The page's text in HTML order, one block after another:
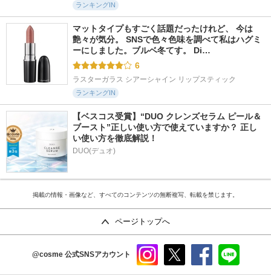
ランキングIN
マットタイプもすごく話題だったけれど、 今は
艶々が気分。 SNSで色々色味を調べて私はハグミ
ーにしました。ブルベ冬てす。 Di…
6
ラスターガラス シアーシャイン リップスティック
ランキングIN
【ベスコス受賞】“DUO クレンズセラム ピール＆
ブースト”正しい使い方で使えていますか？ 正し
い使い方を徹底解説！
DUO(デュオ)
掲載の情報・画像など、すべてのコンテンツの無断複写、転載を禁じます。
ページトップへ
@cosme 公式SNSアカウント